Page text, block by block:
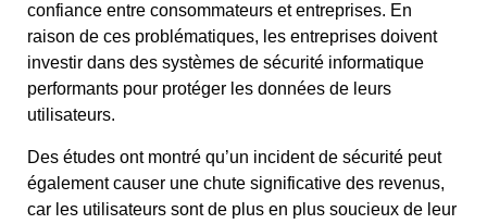
confiance entre consommateurs et entreprises. En
raison de ces problématiques, les entreprises doivent
investir dans des systèmes de sécurité informatique
performants pour protéger les données de leurs
utilisateurs.
Des études ont montré qu’un incident de sécurité peut
également causer une chute significative des revenus,
car les utilisateurs sont de plus en plus soucieux de leur